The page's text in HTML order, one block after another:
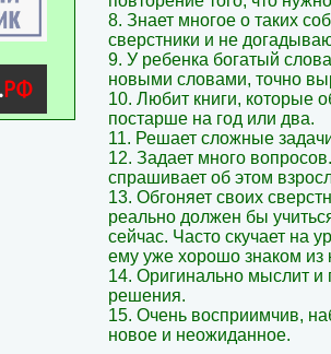
8. Знает многое о таких
сверстники и не
9. У ребенка богатый
новыми словами, точно
10. Любит книги, которые
постарше на год или два.
11. Решает сложные
12. Задает много
спрашивает об этом
13. Обгоняет своих
реально должен бы
сейчас. Часто скучает на
ему уже хорошо знаком из
14. Оригинально мыслит и
решения.
15. Очень восприимчив,
новое и неожиданное.